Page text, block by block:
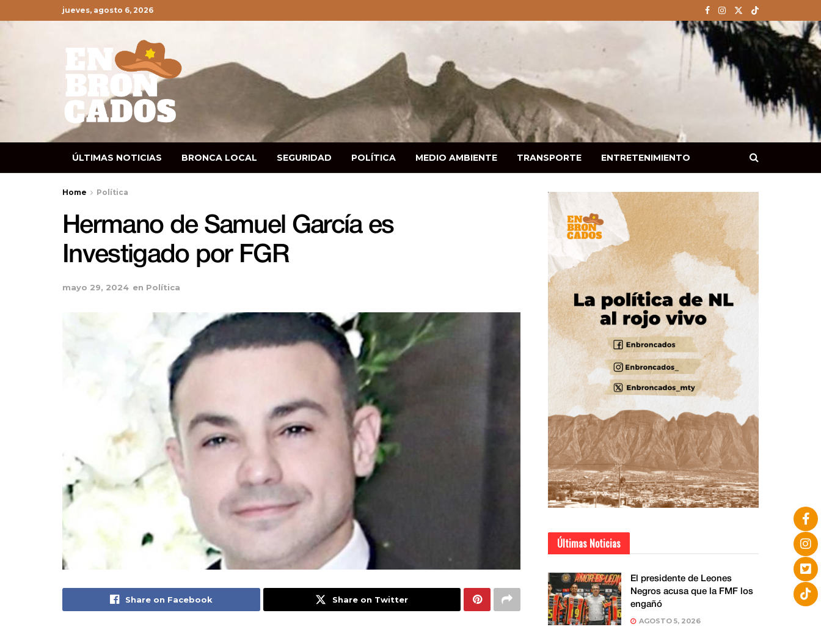
jueves, agosto 6, 2026
ÚLTIMAS NOTICIAS BRONCA LOCAL SEGURIDAD POLÍTICA MEDIO AMBIENTE TRANSPORTE ENTRETENIMIENTO
Home Política
Hermano de Samuel García es
Investigado por FGR
mayo 29, 2024 en Política
Share on Facebook Share on Twitter
Últimas Noticias
El presidente de Leones
Negros acusa que la FMF los
engañó
AGOSTO 5, 2026